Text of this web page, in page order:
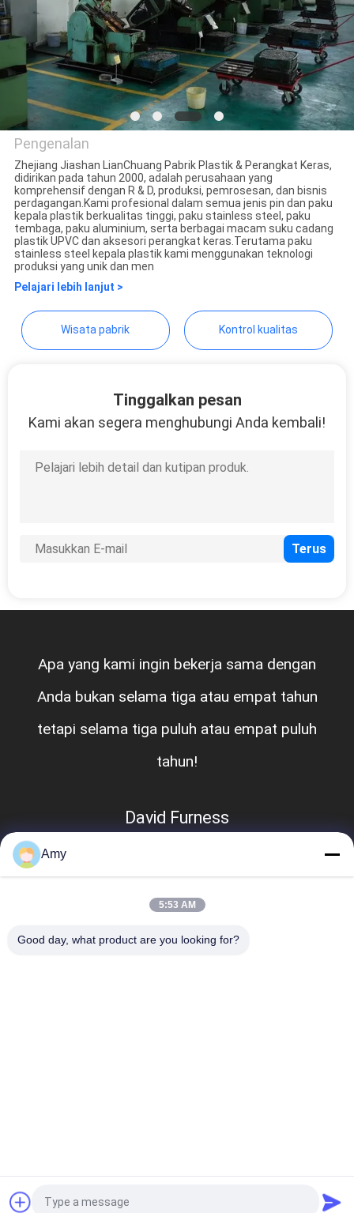
SITEMAP
PRIVACY
POLICY
Yuanjia Leren Business
License
Pengenalan
Zhejiang Jiashan LianChuang Pabrik Plastik & Perangkat Keras,
didirikan pada tahun 2000, adalah perusahaan yang
komprehensif dengan R & D, produksi, pemrosesan, dan bisnis
perdagangan.Kami profesional dalam semua jenis pin dan paku
kepala plastik berkualitas tinggi, paku stainless steel, paku
tembaga, paku aluminium, serta berbagai macam suku cadang
plastik UPVC dan aksesori perangkat keras.Terutama paku
stainless steel kepala plastik kami menggunakan teknologi
produksi yang unik dan men
Pelajari lebih lanjut >
Wisata pabrik Kontrol kualitas
Tinggalkan pesan
Kami akan segera menghubungi Anda kembali!
Apa yang kami ingin bekerja sama dengan
Anda bukan selama tiga atau empat tahun
tetapi selama tiga puluh atau empat puluh
tahun!
David Furness
Quote request suatu
Amy
5:53 AM
Good day, what product are you looking for?